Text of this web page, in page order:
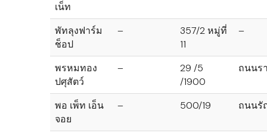
เน็ท
พัทลุงฟาร์ม
ช็อป
–
357/2 หมู่ที่
11
–
พรหมทอง
ปศุสัตว์
–
29 /5
/1900
ถนนร
พอ เพ็ท เอ็น
จอย
– 500/19 ถนนรั